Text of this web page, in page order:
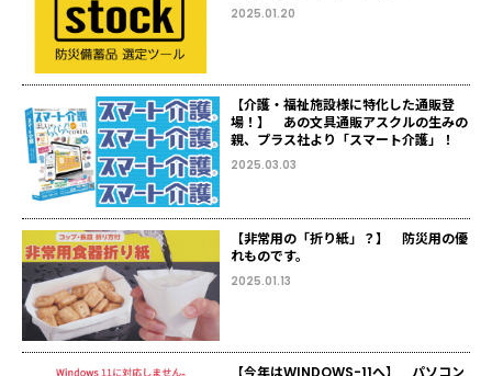
2025.01.20
【介護・福祉施設様に特化した通販登
場！】 あの文具通販アスクルの生みの
親、プラス社より「スマート介護」！
2025.03.03
【非常用の「折り紙」？】 防災用の優
れものです。
2025.01.13
【今年はWINDOWS-11へ】 パソコン